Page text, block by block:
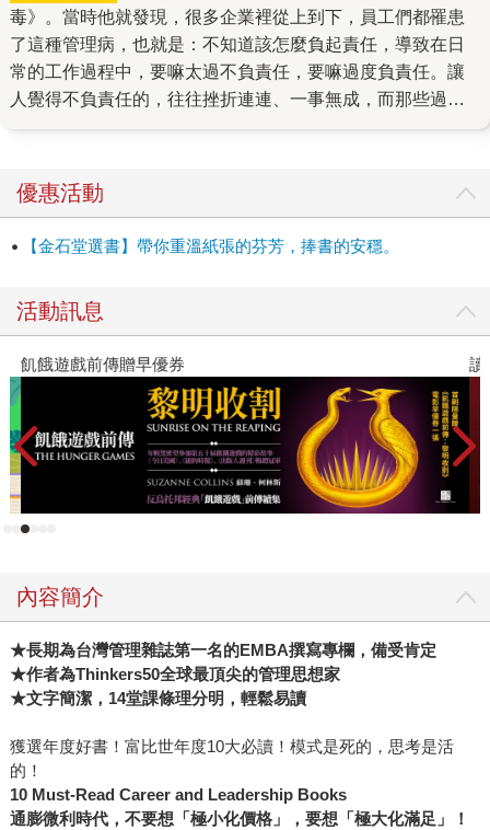
毒》。當時他就發現，很多企業裡從上到下，員工們都罹患
了這種管理病，也就是：不知道該怎麼負起責任，導致在日
常的工作過程中，要嘛太過不負責任，要嘛過度負責任。讓
人覺得不負責任的，往往挫折連連、一事無成，而那些過度
他的特長：一方面深具學理知識，另一方面對企業實況有獨
到的觀察。雖然他沒有博士學位，但卻能當上多倫多大學羅
特曼管理學院院長，還靠著非學院派的理論「整合思維」
之父彼得‧杜拉克、競爭力大師麥可‧波特，和破壞式創新始祖
丁都有廣大讀者的原因。他在《哈佛商業評論》以及台灣
《ＥＭＢＡ》雜誌上的專欄，長期受到讀者歡迎，於是當我
們在國際版權清單上，看到這本《A New Way to Think》的
出版訊息時，第一時間就找了書稿來看。 果然，沒有讓人失
望！這本書集結了他多年來陸續發表在《哈佛商業評論》上
備受肯定的好文，共有十四堂課，分別針對當前企業心中最
大的痛點，一一破解。 比方說，整本書開宗明義，就提醒企
公司競爭，例如Toyota是跟Honda競爭，波音是跟空中巴士
在競爭。但是馬丁教授說，錯了，真正在競爭的是產品跟服
務，是Camry跟Accord在競爭，是B737跟A320在競爭等等，
把焦點放在終端產品跟服務，你才能打動你的消費者。 還
有，很多企業想盡辦法要打造出完美的、讓消費者心動的產
重要的，是打造出讓消費者「習慣」的產品。消費者「比你
想像的更懶惰、更不喜歡思考、更不喜歡新的刺激」，消費
者想要的是讓他熟悉、讓他習慣、讓他不經思考就能信任的
優惠活動
【金石堂選書】帶你重溫紙張的芬芳，捧書的安穩。
活動訊息
飢餓遊戲前傳贈早優券 讀
內容簡介
★長期為台灣管理雜誌第一名的EMBA撰寫專欄，備受肯定
★作者為Thinkers50全球最頂尖的管理思想家
★文字簡潔，14堂課條理分明，輕鬆易讀
獲選年度好書！富比世年度10大必讀！模式是死的，思考是活
的！
10 Must-Read Career and Leadership Books
通膨微利時代，不要想「極小化價格」，要想「極大化滿足」！